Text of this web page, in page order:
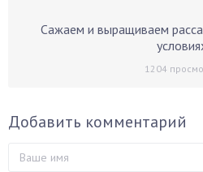
Сажаем и выращиваем
1204
Добавить комментарий